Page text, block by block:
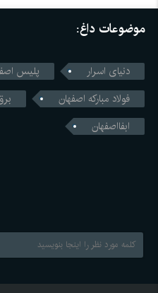
موضوعات داغ:
دنیای اسرار
پلیس
فولاد مبارکه اصفهان
ابفااصفهان